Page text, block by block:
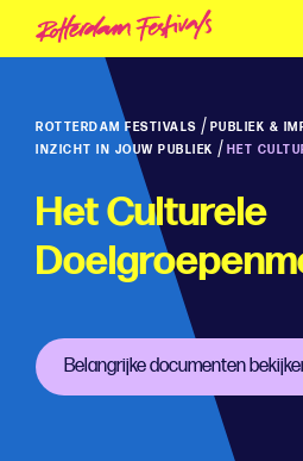
ROTTERDAM FESTIVALS / PUBLIEK &
INZICHT IN JOUW PUBLIEK / HET
Het Culturele
Belangrijke documenten